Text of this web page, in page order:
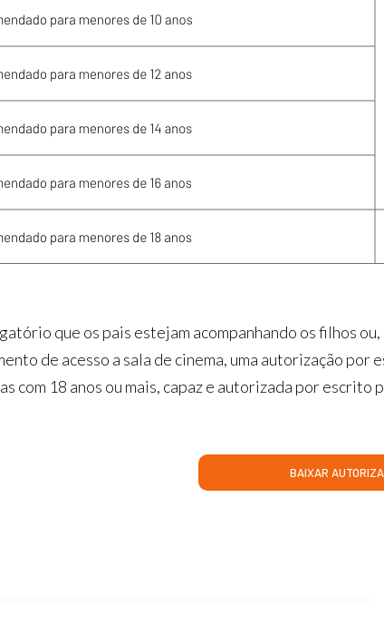
que os pais estejam acompanhando os filhos
de acesso a sala de cinema, uma autorização
com 18 anos ou mais, capaz e autorizada por escrito
BAIXAR